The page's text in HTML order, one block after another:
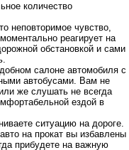
количество
чувство,
реагирует на
обстановкой и сами
салоне автомобиля с
автобусами. Вам не
же слушать не всегда
ездой в
ситуацию на дороге.
на прокат вы избавлены
прибудете на важную